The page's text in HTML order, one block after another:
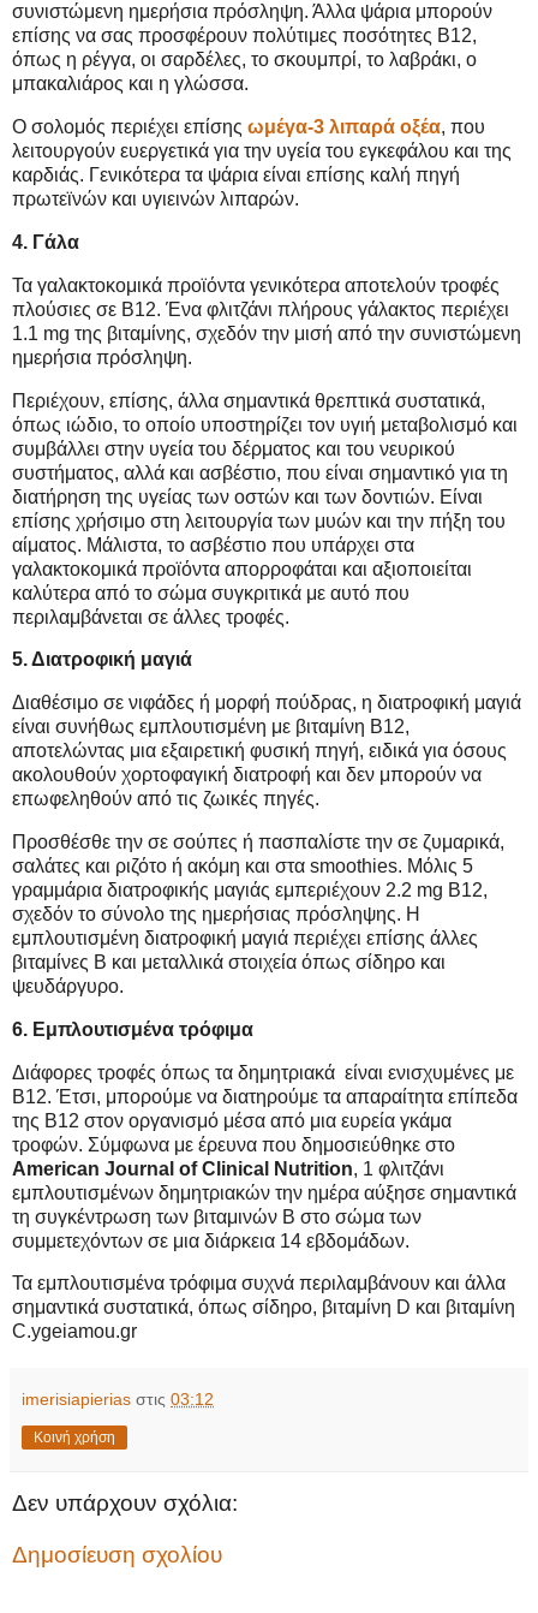
συνιστώμενη ημερήσια πρόσληψη. Άλλα ψάρια μπορούν
επίσης να σας προσφέρουν πολύτιμες ποσότητες Β12,
όπως η ρέγγα, οι σαρδέλες, το σκουμπρί, το λαβράκι, ο
μπακαλιάρος και η γλώσσα.
Ο σολομός περιέχει επίσης ωμέγα-3 λιπαρά οξέα, που
λειτουργούν ευεργετικά για την υγεία του εγκεφάλου και της
καρδιάς. Γενικότερα τα ψάρια είναι επίσης καλή πηγή
πρωτεϊνών και υγιεινών λιπαρών.
4. Γάλα
Τα γαλακτοκομικά προϊόντα γενικότερα αποτελούν τροφές
πλούσιες σε Β12. Ένα φλιτζάνι πλήρους γάλακτος περιέχει
1.1 mg της βιταμίνης, σχεδόν την μισή από την συνιστώμενη
ημερήσια πρόσληψη.
Περιέχουν, επίσης, άλλα σημαντικά θρεπτικά συστατικά,
όπως ιώδιο, το οποίο υποστηρίζει τον υγιή μεταβολισμό και
συμβάλλει στην υγεία του δέρματος και του νευρικού
συστήματος, αλλά και ασβέστιο, που είναι σημαντικό για τη
διατήρηση της υγείας των οστών και των δοντιών. Είναι
επίσης χρήσιμο στη λειτουργία των μυών και την πήξη του
αίματος. Μάλιστα, το ασβέστιο που υπάρχει στα
γαλακτοκομικά προϊόντα απορροφάται και αξιοποιείται
καλύτερα από το σώμα συγκριτικά με αυτό που
περιλαμβάνεται σε άλλες τροφές.
5. Διατροφική μαγιά
Διαθέσιμο σε νιφάδες ή μορφή πούδρας, η διατροφική μαγιά
είναι συνήθως εμπλουτισμένη με βιταμίνη Β12,
αποτελώντας μια εξαιρετική φυσική πηγή, ειδικά για όσους
ακολουθούν χορτοφαγική διατροφή και δεν μπορούν να
επωφεληθούν από τις ζωικές πηγές.
Προσθέσθε την σε σούπες ή πασπαλίστε την σε ζυμαρικά,
σαλάτες και ριζότο ή ακόμη και στα smoothies. Μόλις 5
γραμμάρια διατροφικής μαγιάς εμπεριέχουν 2.2 mg Β12,
σχεδόν το σύνολο της ημερήσιας πρόσληψης. Η
εμπλουτισμένη διατροφική μαγιά περιέχει επίσης άλλες
βιταμίνες Β και μεταλλικά στοιχεία όπως σίδηρο και
ψευδάργυρο.
6. Εμπλουτισμένα τρόφιμα
Διάφορες τροφές όπως τα δημητριακά είναι ενισχυμένες με
Β12. Έτσι, μπορούμε να διατηρούμε τα απαραίτητα επίπεδα
της Β12 στον οργανισμό μέσα από μια ευρεία γκάμα
τροφών. Σύμφωνα με έρευνα που δημοσιεύθηκε στο
American Journal of Clinical Nutrition, 1 φλιτζάνι
εμπλουτισμένων δημητριακών την ημέρα αύξησε σημαντικά
τη συγκέντρωση των βιταμινών Β στο σώμα των
συμμετεχόντων σε μια διάρκεια 14 εβδομάδων.
Τα εμπλουτισμένα τρόφιμα συχνά περιλαμβάνουν και άλλα
σημαντικά συστατικά, όπως σίδηρο, βιταμίνη D και βιταμίνη
C.ygeiamou.gr
imerisiapierias στις 03:12
Κοινή χρήση
Δεν υπάρχουν σχόλια:
Δημοσίευση σχολίου